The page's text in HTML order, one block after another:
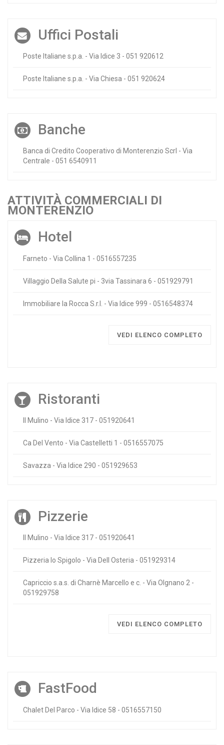
Uffici Postali
Poste Italiane s.p.a. - Via Idice 3 - 051 920612
Poste Italiane s.p.a. - Via Chiesa - 051 920624
Banche
Banca di Credito Cooperativo di Monterenzio Scrl - Via
Centrale - 051 6540911
ATTIVITÀ COMMERCIALI DI
MONTERENZIO
Hotel
Farneto - Via Collina 1 - 0516557235
Villaggio Della Salute pi - 3via Tassinara 6 - 051929791
Immobiliare la Rocca S.r.l. - Via Idice 999 - 0516548374
VEDI ELENCO COMPLETO
Ristoranti
Il Mulino - Via Idice 317 - 051920641
Ca Del Vento - Via Castelletti 1 - 0516557075
Savazza - Via Idice 290 - 051929653
Pizzerie
Il Mulino - Via Idice 317 - 051920641
Pizzeria lo Spigolo - Via Dell Osteria - 051929314
Capriccio s.a.s. di Charnè Marcello e c. - Via Olgnano 2 -
051929758
VEDI ELENCO COMPLETO
FastFood
Chalet Del Parco - Via Idice 58 - 0516557150